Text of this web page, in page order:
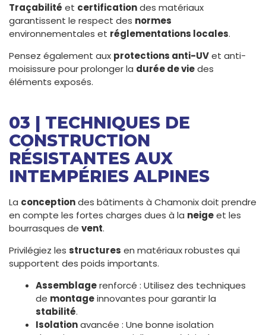
Traçabilité et certificationdes matériaux
garantissent le respect des normes
environnementales et réglementations locales.
Pensez également aux protections anti-UVet anti-
moisissure pour prolonger la durée de viedes
éléments exposés.
03 | TECHNIQUES DE
CONSTRUCTION
RÉSISTANTES AUX
INTEMPÉRIES ALPINES
La conceptiondes bâtiments à Chamonix doit prendre
en compte les fortes charges dues à la neigeet les
bourrasques de vent.
Privilégiez les structures en matériaux robustes qui
supportent des poids importants.
Assemblagerenforcé : Utilisez des techniques
de montageinnovantes pour garantir la
stabilité.
Isolationavancée : Une bonne isolation